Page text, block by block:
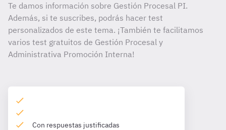
Te damos información sobre Gestión Procesal PI.
Además, si te suscribes, podrás hacer test
personalizados de este tema. ¡También te facilitamos
varios test gratuitos de Gestión Procesal y
Administrativa Promoción Interna!
Con respuestas justificadas